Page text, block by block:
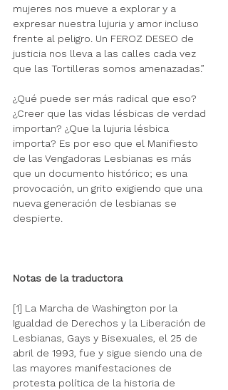
mujeres nos mueve a explorar y a
expresar nuestra lujuria y amor incluso
frente al peligro. Un FEROZ DESEO de
justicia nos lleva a las calles cada vez
que las Tortilleras somos amenazadas.”
¿Qué puede ser más radical que eso?
¿Creer que las vidas lésbicas de verdad
importan? ¿Que la lujuria lésbica
importa? Es por eso que el Manifiesto
de las Vengadoras Lesbianas es más
que un documento histórico; es una
provocación, un grito exigiendo que una
nueva generación de lesbianas se
despierte.
Notas de la traductora
[1] La Marcha de Washington por la
Igualdad de Derechos y la Liberación de
Lesbianas, Gays y Bisexuales, el 25 de
abril de 1993, fue y sigue siendo una de
las mayores manifestaciones de
protesta política de la historia de